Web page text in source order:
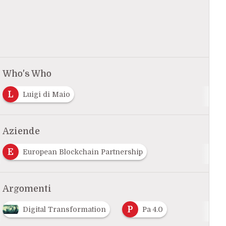
Who's Who
L Luigi di Maio
Aziende
E European Blockchain Partnership
Argomenti
Digital Transformation P Pa 4.0